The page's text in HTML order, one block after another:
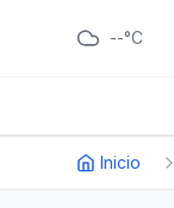
--°C
Inicio